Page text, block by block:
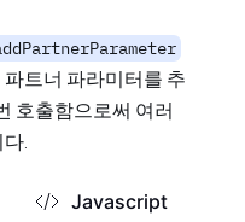
트너 파라미터를 추
호출함으로써 여러
.
Javascript